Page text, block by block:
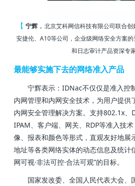
【 宁辉 ， 北京艾科网信科技有限公司联合创
安捷伦、A10等公司，企业级网络安全方案
和日志审计产品资深专家
最能够实施下去的网络准入产品
宁辉表示：IDNac不仅仅是准入控
内网管理和内网安全技术，为用户提供
内网安全管理解决方案。支持802.1x、
IPAM、客户端、网关、RDP等准入技
像、报表和颜色等形式，直观友好地展
地址等各类网络实体的动态信息及统计
网可视·非法可控·合法可观”的目标。
国家发改委、全国人民代表大会、